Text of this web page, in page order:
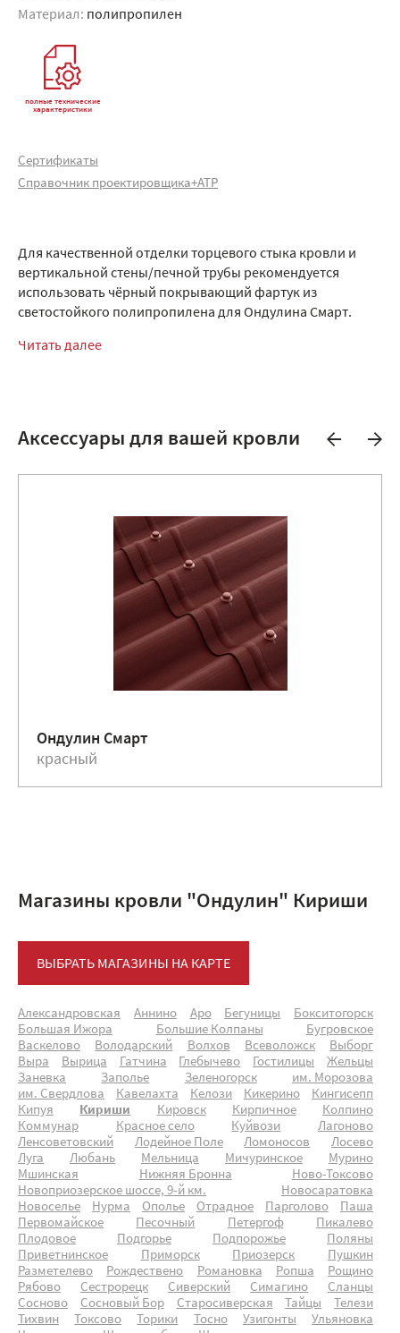
Материал: полипропилен
полные технические
характеристики
Сертификаты
Справочник проектировщика+АТР
Для качественной отделки торцевого стыка кровли и
вертикальной стены/печной трубы рекомендуется
использовать чёрный покрывающий фартук из
светостойкого полипропилена для Ондулина Смарт.
Читать далее
Аксессуары для вашей кровли
Ондулин Смарт
красный
Магазины кровли "Ондулин" Кириши
ВЫБРАТЬ МАГАЗИНЫ НА КАРТЕ
Александровская Аннино Аро Бегуницы
Бокситогорск
Большая Ижора
Большие Колпаны
Бугровское
Васкелово
Володарский Волхов Всеволожск
Выборг
Выра
Вырица Гатчина Глебычево Гостилицы
Жельцы
Заневка
Заполье Зеленогорск
им. Морозова
им. Свердлова
Кавелахта Келози Кикерино
Кингисепп
Кипуя
Кириши Кировск Кирпичное
Колпино
Коммунар
Красное село Куйвози
Лагоново
Ленсоветовский
Лодейное Поле Ломоносов
Лосево
Луга
Любань Мельница Мичуринское
Мурино
Мшинская
Нижняя Бронна
Ново-Токсово
Новоприозерское шоссе, 9-й км.
Новосаратовка
Новоселье
Нурма Ополье Отрадное Парголово
Паша
Первомайское
Песочный Петергоф
Пикалево
Плодовое
Подгорье Подпорожье
Поляны
Приветнинское
Приморск Приозерск
Пушкин
Разметелево
Рождествено Романовка Ропша
Рощино
Рябово
Сестрорецк Сиверский Симагино
Сланцы
Сосново
Сосновый Бор Старосиверская Тайцы
Телези
Тихвин
Токсово Торики Тосно Узигонты
Ульяновка